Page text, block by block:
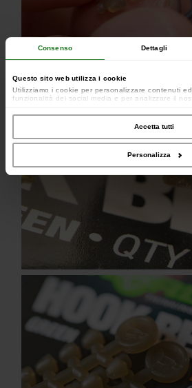
Consenso Dettagli
Questo sito web utilizza i cookie
Utilizziamo i cookie per personalizzare contenuti
funzionalità dei social media e per analizzare il
occupano di analisi dei dati web, pubblicità e
combinarle con altre informazioni che hai fornito
Accetta tutti
Personalizza